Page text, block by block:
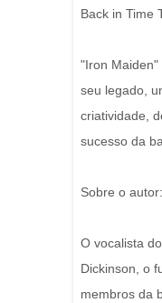
Back in Time
"Iron Maiden"
seu legado,
criatividade,
sucesso da
Sobre o autor:
O vocalista
Dickinson, o
membros da